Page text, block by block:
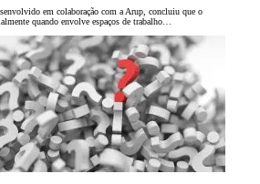
em colaboração com a Arup, concluiu que o
quando envolve espaços de trabalho…